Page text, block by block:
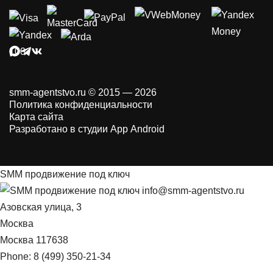
smm-agentstvo.ru © 2015 — 2026
Политика конфиденциальности
Карта сайта
Разработано в студии App Android
SMM продвижение под ключ
info@smm-agentstvo.ru
Азовская улица, 3
Москва
Москва 117638
Phone: 8 (499) 350-21-34